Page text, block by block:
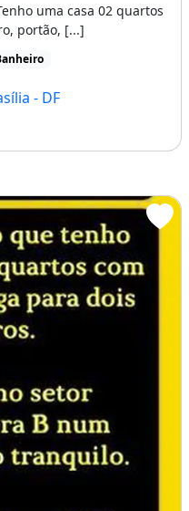
uma casa 02 quartos
portão, [...]
- DF